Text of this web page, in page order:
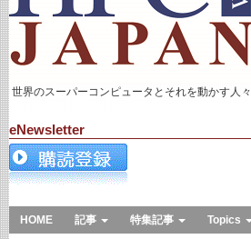
世界のスーパーコンピュータとそれを動かす人々
eNewsletter
HOME 記事 特集記事 Topics